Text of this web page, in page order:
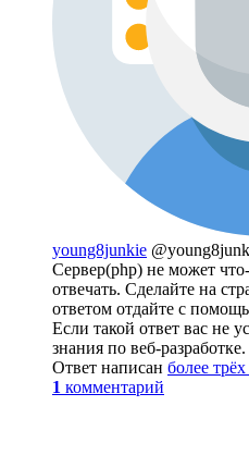
young8junkie
Сервер(php) не может
отвечать. Сделайте на
ответом отдайте с
Если такой ответ вас не
знания по веб-разработке.
Ответ написан более
1 комментарий